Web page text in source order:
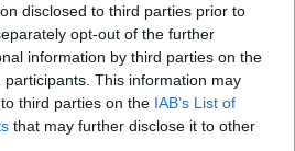
disclosed to third parties prior to
opt-out of the further
information by third parties on the
participants. This information may
third parties on the IAB’s List of
that may further disclose it to other
ha organizzato una sfilata
del Quartieri Spagnoli per
giovani designer; è editorialista
rubriche su artigianato e